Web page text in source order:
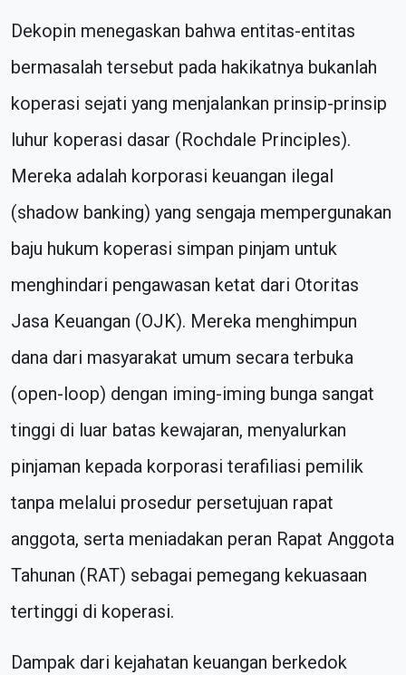
Dekopin menegaskan bahwa entitas-entitas
bermasalah tersebut pada hakikatnya bukanlah
koperasi sejati yang menjalankan prinsip-prinsip
luhur koperasi dasar (Rochdale Principles).
Mereka adalah korporasi keuangan ilegal
(shadow banking) yang sengaja mempergunakan
baju hukum koperasi simpan pinjam untuk
menghindari pengawasan ketat dari Otoritas
Jasa Keuangan (OJK). Mereka menghimpun
dana dari masyarakat umum secara terbuka
(open-loop) dengan iming-iming bunga sangat
tinggi di luar batas kewajaran, menyalurkan
pinjaman kepada korporasi terafiliasi pemilik
tanpa melalui prosedur persetujuan rapat
anggota, serta meniadakan peran Rapat Anggota
Tahunan (RAT) sebagai pemegang kekuasaan
tertinggi di koperasi.
Dampak dari kejahatan keuangan berkedok